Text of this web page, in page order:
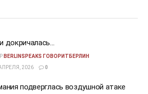
докричалась…
BERLINSPEAKS ГОВОРИТБЕРЛИН
2026
0
подверглась воздушной атаке